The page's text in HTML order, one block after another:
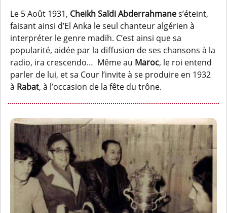
Le 5 Août 1931, Cheikh Saïdi Abderrahmanes’éteint,
faisant ainsi d’El Anka le seul chanteur algérien à
interpréter le genre madih. C’est ainsi que sa
popularité, aidée par la diffusion de ses chansons à la
radio, ira crescendo… Même au Maroc, le roi entend
parler de lui, et sa Cour l’invite à se produire en 1932
à Rabat, à l’occasion de la fête du trône.